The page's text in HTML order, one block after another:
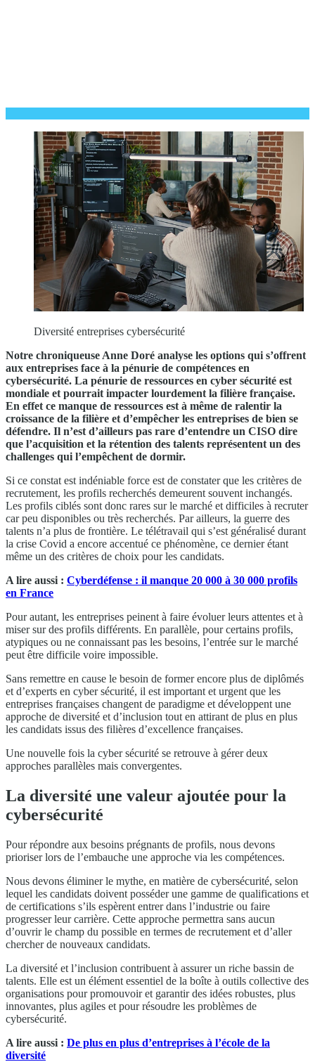
Diversité entreprises cybersécurité
Notre chroniqueuse Anne Doré analyse les options qui s’offrent
aux entreprises face à la pénurie de compétences en
cybersécurité. La pénurie de ressources en cyber sécurité est
mondiale et pourrait impacter lourdement la filière française.
En effet ce manque de ressources est à même de ralentir la
croissance de la filière et d’empêcher les entreprises de bien se
défendre. Il n’est d’ailleurs pas rare d’entendre un CISO dire
que l’acquisition et la rétention des talents représentent un des
challenges qui l’empêchent de dormir.
Si ce constat est indéniable force est de constater que les critères de
recrutement, les profils recherchés demeurent souvent inchangés.
Les profils ciblés sont donc rares sur le marché et difficiles à recruter
car peu disponibles ou très recherchés. Par ailleurs, la guerre des
talents n’a plus de frontière. Le télétravail qui s’est généralisé durant
la crise Covid a encore accentué ce phénomène, ce dernier étant
même un des critères de choix pour les candidats.
A lire aussi : Cyberdéfense : il manque 20 000 à 30 000 profils
en France
Pour autant, les entreprises peinent à faire évoluer leurs attentes et à
miser sur des profils différents. En parallèle, pour certains profils,
atypiques ou ne connaissant pas les besoins, l’entrée sur le marché
peut être difficile voire impossible.
Sans remettre en cause le besoin de former encore plus de diplômés
et d’experts en cyber sécurité, il est important et urgent que les
entreprises françaises changent de paradigme et développent une
approche de diversité et d’inclusion tout en attirant de plus en plus
les candidats issus des filières d’excellence françaises.
Une nouvelle fois la cyber sécurité se retrouve à gérer deux
approches parallèles mais convergentes.
La diversité une valeur ajoutée pour la
cybersécurité
Pour répondre aux besoins prégnants de profils, nous devons
prioriser lors de l’embauche une approche via les compétences.
Nous devons éliminer le mythe, en matière de cybersécurité, selon
lequel les candidats doivent posséder une gamme de qualifications et
de certifications s’ils espèrent entrer dans l’industrie ou faire
progresser leur carrière. Cette approche permettra sans aucun
d’ouvrir le champ du possible en termes de recrutement et d’aller
chercher de nouveaux candidats.
La diversité et l’inclusion contribuent à assurer un riche bassin de
talents. Elle est un élément essentiel de la boîte à outils collective des
organisations pour promouvoir et garantir des idées robustes, plus
innovantes, plus agiles et pour résoudre les problèmes de
cybersécurité.
A lire aussi : De plus en plus d’entreprises à l’école de la
diversité